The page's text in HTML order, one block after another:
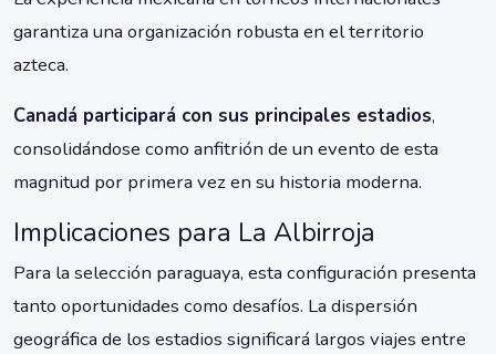
garantiza una organización robusta en el territorio
azteca.
Canadá participará con sus principales estadios,
consolidándose como anfitrión de un evento de esta
magnitud por primera vez en su historia moderna.
Implicaciones para La Albirroja
Para la selección paraguaya, esta configuración presenta
tanto oportunidades como desafíos. La dispersión
geográfica de los estadios significará largos viajes entre